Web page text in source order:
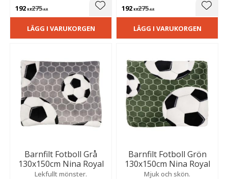
192 KR275KR Lägg till i favoriter
LÄGG I VARUKORGEN
192 KR275KR
LÄGG I VARUKORGEN
Barnfilt Fotboll Grå
130x150cm Nina Royal
Lekfullt mönster.
Barnfilt Fotboll Grön
130x150cm Nina Royal
Mjuk och skön.